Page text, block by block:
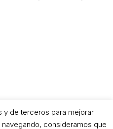
y de terceros para mejorar
consideramos que